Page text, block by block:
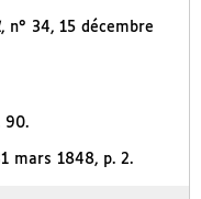
, n° 34, 15 décembre
90.
mars 1848, p. 2.